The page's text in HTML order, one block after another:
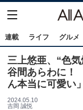
連載 ライフ グルメ
三上悠亜、“色
谷間あらわに！
ん本当に可愛い」
2024.05.10
吉岡 誠悦